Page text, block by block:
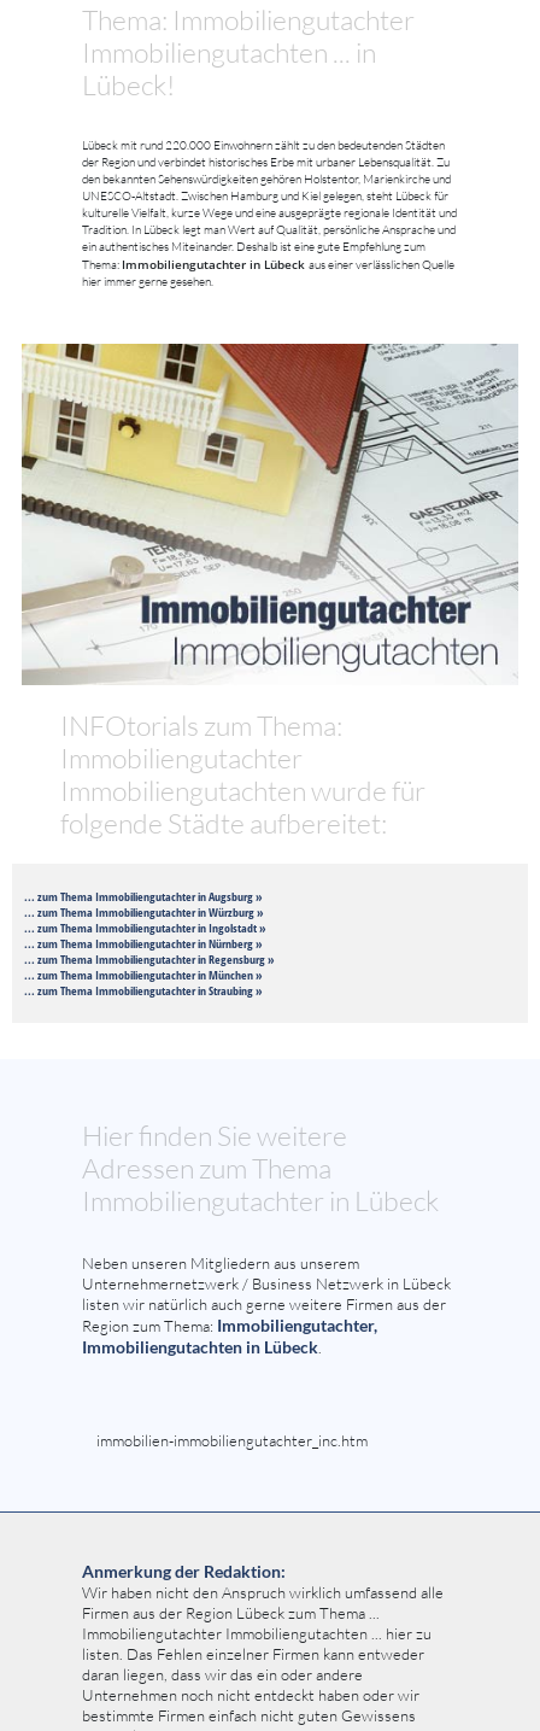
Thema: Immobiliengutachter
Immobiliengutachten ... in
Lübeck!
Lübeck mit rund 220.000 Einwohnern zählt zu den bedeutenden Städten
der Region und verbindet historisches Erbe mit urbaner Lebensqualität. Zu
den bekannten Sehenswürdigkeiten gehören Holstentor, Marienkirche und
UNESCO-Altstadt. Zwischen Hamburg und Kiel gelegen, steht Lübeck für
kulturelle Vielfalt, kurze Wege und eine ausgeprägte regionale Identität und
Tradition. In Lübeck legt man Wert auf Qualität, persönliche Ansprache und
ein authentisches Miteinander. Deshalb ist eine gute Empfehlung zum
Thema: Immobiliengutachter in Lübeck aus einer verlässlichen Quelle
hier immer gerne gesehen.
INFOtorials zum Thema:
Immobiliengutachter
Immobiliengutachten wurde für
folgende Städte aufbereitet:
... zum Thema Immobiliengutachter in Augsburg »
... zum Thema Immobiliengutachter in Würzburg »
... zum Thema Immobiliengutachter in Ingolstadt »
... zum Thema Immobiliengutachter in Nürnberg »
... zum Thema Immobiliengutachter in Regensburg »
... zum Thema Immobiliengutachter in München »
... zum Thema Immobiliengutachter in Straubing »
Hier finden Sie weitere
Adressen zum Thema
Immobiliengutachter in Lübeck
Neben unseren Mitgliedern aus unserem
Unternehmernetzwerk / Business Netzwerk in Lübeck
listen wir natürlich auch gerne weitere Firmen aus der
Region zum Thema: Immobiliengutachter,
Immobiliengutachten in Lübeck
immobilien-immobiliengutachter_inc.htm
Anmerkung der Redaktion:
Wir haben nicht den Anspruch wirklich umfassend alle
Firmen aus der Region Lübeck zum Thema ...
Immobiliengutachter Immobiliengutachten ... hier zu
listen. Das Fehlen einzelner Firmen kann entweder
daran liegen, dass wir das ein oder andere
Unternehmen noch nicht entdeckt haben oder wir
bestimmte Firmen einfach nicht guten Gewissens